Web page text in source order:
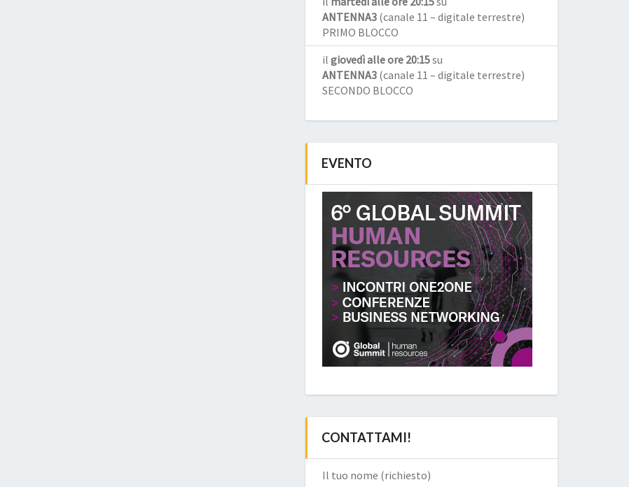
ANTENNA3 (canale 11 – digitale terrestre)
PRIMO BLOCCO
il giovedì alle ore 20:15su
ANTENNA3 (canale 11 – digitale terrestre)
SECONDO BLOCCO
EVENTO
CONTATTAMI!
Il tuo nome (richiesto)